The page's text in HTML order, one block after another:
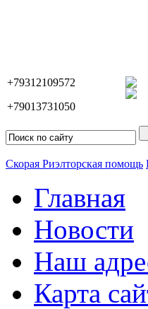
+79312109572
+79013731050
Скорая Риэлторская помощь
Главная
Новости
Наш
Карта